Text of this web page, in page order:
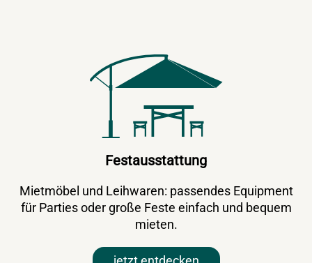
Festausstattung
Mietmöbel und Leihwaren: passendes Equipment
für Parties oder große Feste einfach und bequem
mieten.